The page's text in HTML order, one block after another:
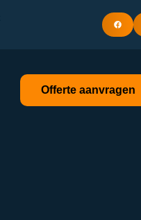
Offerte aanvragen